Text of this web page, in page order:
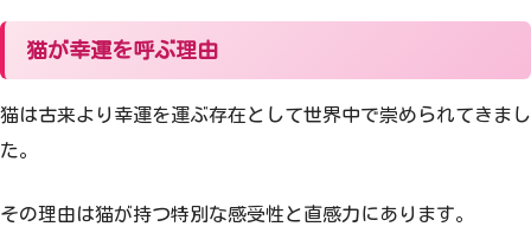
猫が幸運を呼ぶ理由
猫は古来より幸運を運ぶ存在として世界中で崇められてきまし
た。
その理由は猫が持つ特別な感受性と直感力にあります。